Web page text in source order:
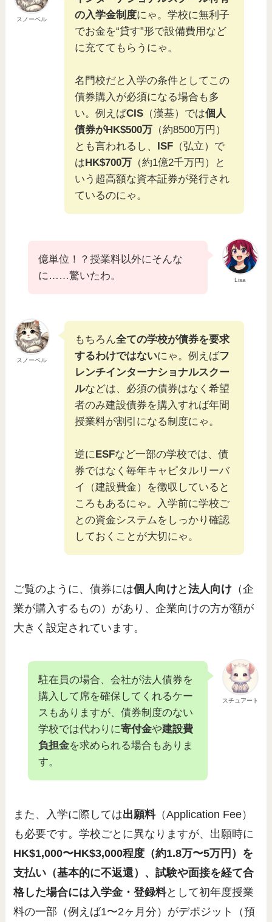
スノーベル
の入学金制度にゃ。学校に無利子
でお金を“貸す”形で設備費用など
に充ててもらうにゃ。
名門校だと入学の条件としてこの
債券購入が必須になる場合も多
い。例えばCIS （漢基）では個人
債券がHK$500万 （約8500万円）
とも言われるし、 ISF （弘立）で
はHK$700万 （約1億2千万円）と
いう超高額な資本証券が発行され
ているのにゃ。
Lisa
億単位！？授業料以外にそんな
に……驚いたわ。
スノーベル
もちろん全ての学校が債券を要求
するわけではないにゃ。例えばフ
レンチインターナショナルスクー
ルなどは、必須の債券はなく希望
者のみ建設債券を購入すれば年間
授業料が割引になる制度にゃ。
逆にESFなど一部の学校では、債
券ではなく毎年キャピタルリーバ
イ（建設費金）を徴収していると
ころもあるにゃ。入学前に学校ご
との資金システムをしっかり確認
しておくことが大切にゃ。
ご覧のように、債券には個人向けと法人向け （企
業が購入するもの）があり、企業向けの方が額が
大きく設定されています。
スチュアート
駐在員の場合、会社が法人債券を
購入して席を確保してくれるケー
スもありますが、債券制度のない
学校では代わりに寄付金や建設費
負担金を求められる場合もありま
す。
また、入学に際しては出願料（Application Fee）
も必要です。学校ごとに異なりますが、出願時に
HK$1,000〜HK$3,000程度（約1.8万〜5万円）を
支払い（基本的に不返還）、試験や面接を経て合
格した場合には入学金・登録料として初年度授業
料の一部（例えば1〜2ヶ月分）がデポジット（預